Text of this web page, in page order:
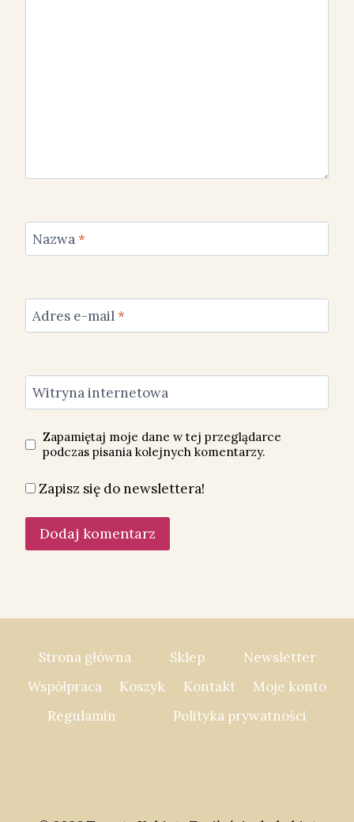
Nazwa*
Adres e-mail*
Witryna internetowa
Zapamiętaj moje dane w tej przeglądarce
podczas pisania kolejnych komentarzy.
Zapisz się do newslettera!
Strona główna Sklep
Newsletter
Współpraca
Koszyk Kontakt
Moje konto
Regulamin
Polityka prywatności